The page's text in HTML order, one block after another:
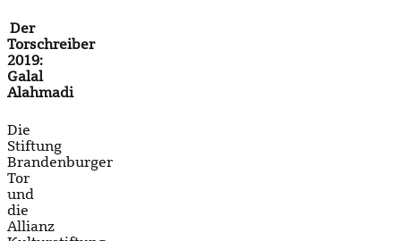
Der
Torschreiber
2019:
Galal
Alahmadi
Die
Stiftung
Brandenburger
Tor
und
die
Allianz